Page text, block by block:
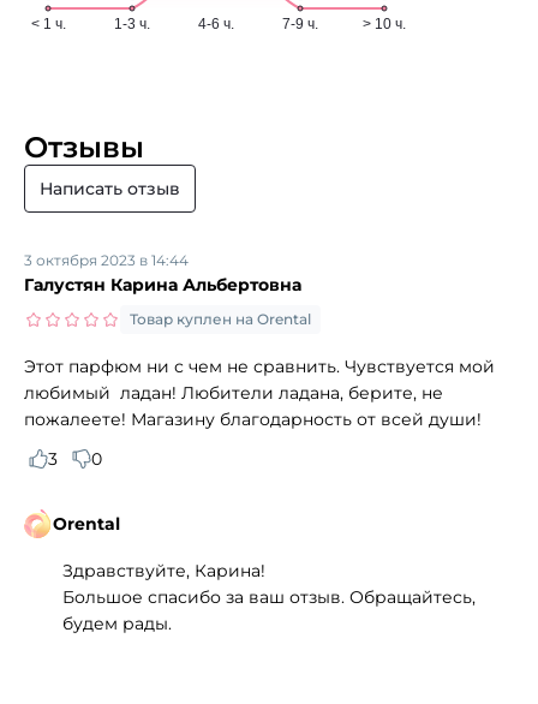
Отзывы
Написать отзыв
Галустян Карина Альбертовна
3 октября 2023 в 14:44
Товар куплен на Orental
Этот парфюм ни с чем не сравнить. Чувствуется мой
любимый ладан! Любители ладана, берите, не
пожалеете! Магазину благодарность от всей души!
3
0
Orental
Здравствуйте, Карина!
Большое спасибо за ваш отзыв. Обращайтесь,
будем рады.